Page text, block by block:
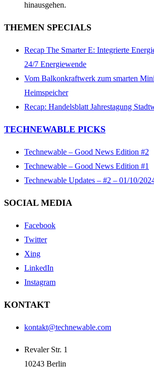
hinausgehen.
THEMEN SPECIALS
Recap The Smarter E: Integrierte
24/7 Energiewende
Vom Balkonkraftwerk zum smarten
Heimspeicher
Recap: Handelsblatt Jahrestagung
TECHNEWABLE PICKS
Technewable – Good News Edition #2
Technewable – Good News Edition #1
Technewable Updates – #2 – 01/10/
SOCIAL MEDIA
Facebook
Twitter
Xing
LinkedIn
Instagram
KONTAKT
kontakt@technewable.com
Revaler Str. 1
10243 Berlin